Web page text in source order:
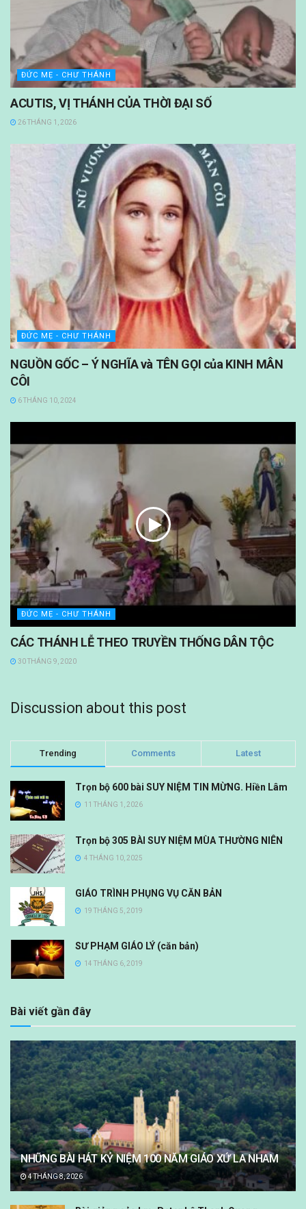
ĐỨC MẸ - CHƯ THÁNH
ACUTIS, VỊ THÁNH CỦA THỜI ĐẠI SỐ
26 THÁNG 1, 2026
ĐỨC MẸ - CHƯ THÁNH
NGUỒN GỐC – Ý NGHĨA và TÊN GỌI của KINH MÂN
CÔI
6 THÁNG 10, 2024
ĐỨC MẸ - CHƯ THÁNH
CÁC THÁNH LỄ THEO TRUYỀN THỐNG DÂN TỘC
30 THÁNG 9, 2020
Discussion about this post
Trending Comments Latest
Trọn bộ 600 bài SUY NIỆM TIN MỪNG. Hiền Lâm
11 THÁNG 1, 2026
Trọn bộ 305 BÀI SUY NIỆM MÙA THƯỜNG NIÊN
4 THÁNG 10, 2025
GIÁO TRÌNH PHỤNG VỤ CĂN BẢN
19 THÁNG 5, 2019
SƯ PHẠM GIÁO LÝ (căn bản)
14 THÁNG 6, 2019
Bài viết gần đây
NHỮNG BÀI HÁT KỶ NIỆM 100 NĂM GIÁO XỨ LA NHAM
4 THÁNG 8, 2026